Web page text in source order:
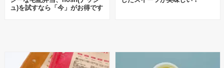
ュ)を試すなら「今」がお得です